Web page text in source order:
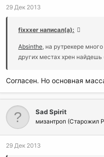
29 Дек 2013
fixxxer написал(а):
Absinthe , на рутрекере
других местах хрен
Согласен. Но основная
Sad Spirit
мизантроп (Старожил
29 Дек 2013